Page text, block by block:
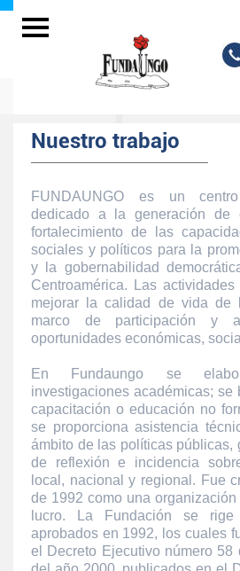
Nuestro trabajo
FUNDAUNGO es un
dedicado a la generación de
fortalecimiento de las
sociales y políticos para la
y la gobernabilidad
Centroamérica. Las
mejorar la calidad de vida de
marco de participación y
oportunidades económicas,
En Fundaungo se
investigaciones académicas; se
capacitación o educación no
se proporciona asistencia
ámbito de las políticas públicas,
de reflexión e incidencia
local, nacional y regional. Fue
de 1992 como una
lucro. La Fundación se
aprobados en 1992, los cuales
el Decreto Ejecutivo número